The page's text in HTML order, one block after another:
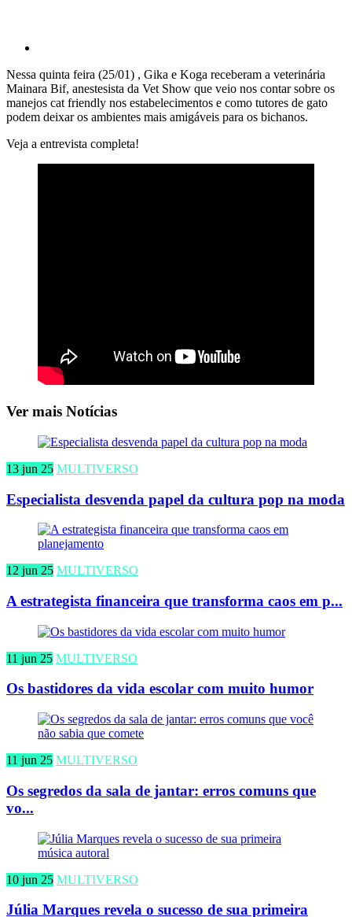
Nessa quinta feira (25/01) , Gika e Koga receberam a veterinária
Mainara Bif, anestesista da Vet Show que veio nos contar sobre os
manejos cat friendly nos estabelecimentos e como tutores de gato
podem deixar os ambientes mais amigáveis para os bichanos.
Veja a entrevista completa!
Ver mais Notícias
13 jun 25 MULTIVERSO
Especialista desvenda papel da cultura pop na moda
12 jun 25 MULTIVERSO
A estrategista financeira que transforma caos em p...
11 jun 25 MULTIVERSO
Os bastidores da vida escolar com muito humor
11 jun 25 MULTIVERSO
Os segredos da sala de jantar: erros comuns que
vo...
10 jun 25 MULTIVERSO
Júlia Marques revela o sucesso de sua primeira